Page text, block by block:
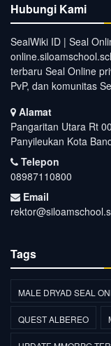
Hubungi Kami
SealWiki ID | Seal
terbaru Seal Online
PvP, dan komunitas
Alamat
Pangaritan Utara Rt
Panyileukan Kota
Telepon
08987110800
Email
Tags
MALE DRYAD SEAL
QUEST ALBEREO